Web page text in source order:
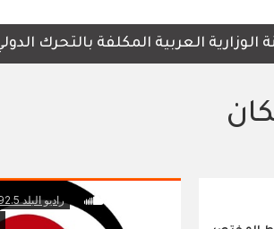
العربية المكلفة بالتحرك الدولي